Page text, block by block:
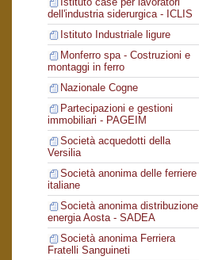
dell'industria siderurgica - ICLIS
Istituto Industriale ligure
Monferro spa - Costruzioni e
montaggi in ferro
Nazionale Cogne
Partecipazioni e gestioni
immobiliari - PAGEIM
Società acquedotti della
Versilia
Società anonima delle ferriere
italiane
Società anonima distribuzione
energia Aosta - SADEA
Società anonima Ferriera
Fratelli Sanguineti